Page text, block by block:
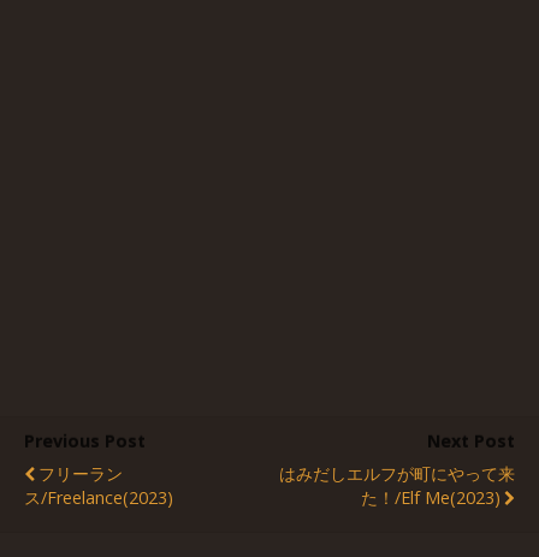
Previous Post
フリーラン
ス/Freelance(2023)
Next Post
はみだしエルフが町にやって来
た！/Elf Me(2023)